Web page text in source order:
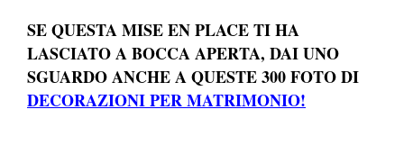
SE QUESTA MISE EN PLACE TI HA
LASCIATO A BOCCA APERTA, DAI UNO
SGUARDO ANCHE A QUESTE 300 FOTO DI
DECORAZIONI PER MATRIMONIO!